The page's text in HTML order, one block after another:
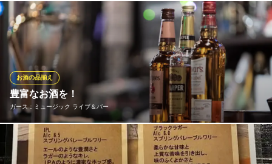
南海高野線今宮戎駅 徒歩1分
大阪府大阪市浪速区敷津東3-3-11 1F
通常営業はチャージ制で1杯ずつ気軽に楽しめるスタイル。パフォ
ーマンスデイには飲み放題プランも選択可能で、シーンや気分に
合わせて過ごし方を選べます。初めての方でも安心して利用でき
る明確な料金設定で、気軽に非日常体験を楽しめます。
Bar Triumph バー トライアンフ
生演奏隠れ家バー
大阪メトロ御堂筋線心斎橋駅 徒歩5分
大阪府大阪市中央区宗右衛門町4-4 エーデルプラッツェビル6F
豊富なお酒を！
ガース：ミュージック ライブ＆バー
お酒の品揃え
ハートランド生樽ビール、各種ビールだけでなく、スコッチ、バ
ーボン、各種スピリッツ、ワイン、ノンアルコールまで、取り揃